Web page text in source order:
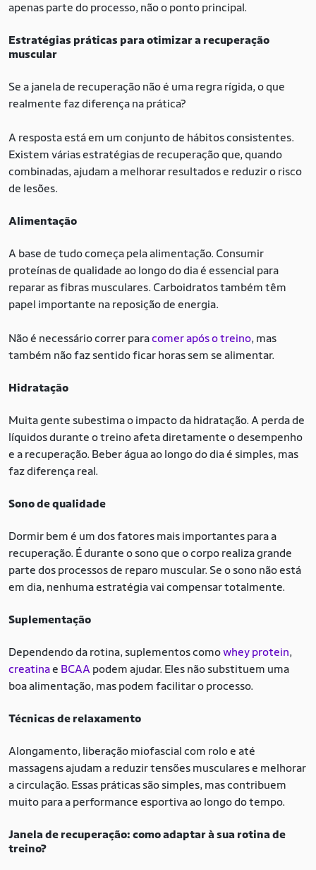
apenas parte do processo, não o ponto principal.
Estratégias práticas para otimizar a recuperação
muscular
Se a janela de recuperação não é uma regra rígida, o que
realmente faz diferença na prática?
A resposta está em um conjunto de hábitos consistentes.
Existem várias estratégias de recuperação que, quando
combinadas, ajudam a melhorar resultados e reduzir o risco
de lesões.
Alimentação
A base de tudo começa pela alimentação. Consumir
proteínas de qualidade ao longo do dia é essencial para
reparar as fibras musculares. Carboidratos também têm
papel importante na reposição de energia.
Não é necessário correr paracomer após o treino, mas
também não faz sentido ficar horas sem se alimentar.
Hidratação
Muita gente subestima o impacto da hidratação. A perda de
líquidos durante o treino afeta diretamente o desempenho
e a recuperação. Beber água ao longo do dia é simples, mas
faz diferença real.
Sono de qualidade
Dormir bem é um dos fatores mais importantes para a
recuperação. É durante o sono que o corpo realiza grande
parte dos processos de reparo muscular. Se o sono não está
em dia, nenhuma estratégia vai compensar totalmente.
Suplementação
Dependendo da rotina, suplementos comowhey protein,
creatinae BCAA podem ajudar. Eles não substituem uma
boa alimentação, mas podem facilitar o processo.
Técnicas de relaxamento
Alongamento, liberação miofascial com rolo e até
massagens ajudam a reduzir tensões musculares e melhorar
a circulação. Essas práticas são simples, mas contribuem
muito para a performance esportiva ao longo do tempo.
Janela de recuperação: como adaptar à sua rotina de
treino?